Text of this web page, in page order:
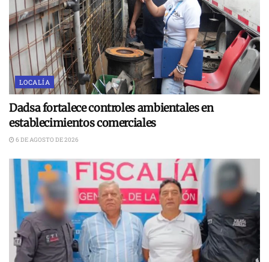
LOCALÍA
Dadsa fortalece controles ambientales en
establecimientos comerciales
6 DE AGOSTO DE 2026